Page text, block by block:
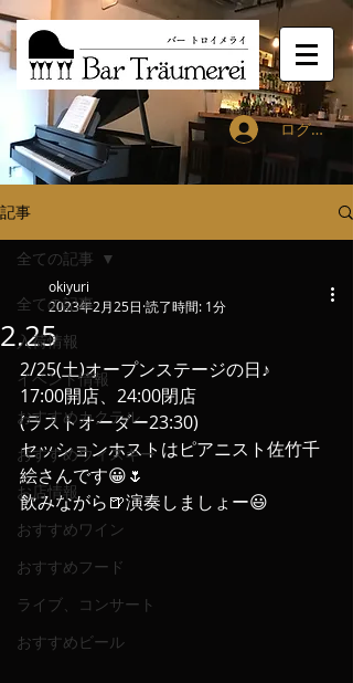
ログイン
記事
全ての記事
入荷情報
イベント情報
おすすめカクテル
おすすめウィスキー
お店情報
おすすめワイン
おすすめフード
ライブ、コンサート
おすすめビール
全ての記事
2.25
okiyuri
2023年2月25日 読了時間: 1分
2/25(土)オープンステージの日♪
17:00開店、24:00閉店
(ラストオーダー23:30)
セッションホストはピアニスト佐竹千
絵さんです😀🌷
飲みながら🍺演奏しましょー😃